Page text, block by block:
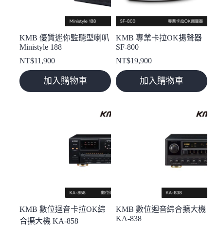
KMB 優質迷你監聽型喇叭
Ministyle 188
NT$11,900
加入購物車
KMB 專業卡拉OK揚聲器
SF-800
NT$19,900
加入購物車
KMB 數位迴音卡拉OK綜
合擴大機 KA-858
KMB 數位迴音綜合擴大機
KA-838